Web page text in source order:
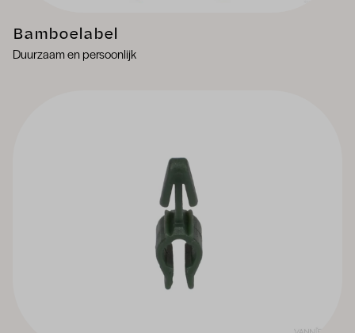
Bamboelabel
Duurzaam en persoonlijk